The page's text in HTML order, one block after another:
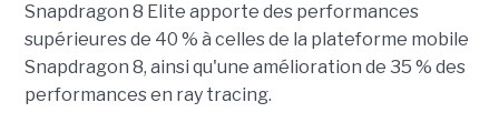
Snapdragon 8 Elite apporte des performances
supérieures de 40 % à celles de la plateforme mobile
Snapdragon 8, ainsi qu'une amélioration de 35 % des
performances en ray tracing.